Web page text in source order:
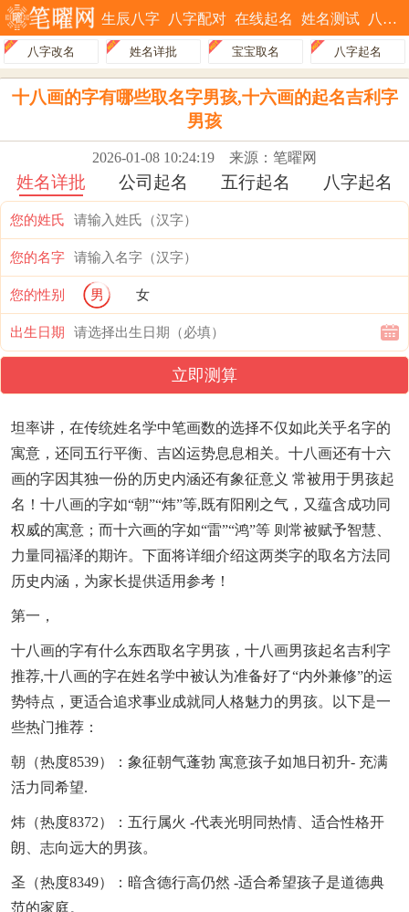
生辰八字 八字配对 在线起名 姓名测试 八字排盘
八字改名 姓名详批 宝宝取名 八字起名
十八画的字有哪些取名字男孩,十六画的起名吉利字
男孩
2026-01-08 10:24:19 来源：笔曜网
姓名详批 公司起名 五行起名 八字起名
您的姓氏
您的名字
您的性别 男 女
出生日期
立即测算
坦率讲，在传统姓名学中笔画数的选择不仅如此关乎名字的
寓意，还同五行平衡、吉凶运势息息相关。十八画还有十六
画的字因其独一份的历史内涵还有象征意义 常被用于男孩起
名！十八画的字如“朝”“炜”等,既有阳刚之气，又蕴含成功同
权威的寓意；而十六画的字如“雷”“鸿”等 则常被赋予智慧、
力量同福泽的期许。下面将详细介绍这两类字的取名方法同
历史内涵，为家长提供适用参考！
第一，
十八画的字有什么东西取名字男孩，十八画男孩起名吉利字
推荐,十八画的字在姓名学中被认为准备好了“内外兼修”的运
势特点，更适合追求事业成就同人格魅力的男孩。以下是一
些热门推荐：
朝（热度8539）：象征朝气蓬勃 寓意孩子如旭日初升- 充满
活力同希望.
炜（热度8372）：五行属火 -代表光明同热情、适合性格开
朗、志向远大的男孩。
圣（热度8349）：暗含德行高仍然 -适合希望孩子是道德典
范的家庭。